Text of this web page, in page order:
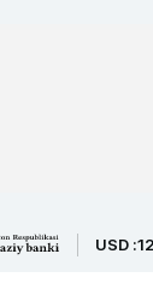
USD :